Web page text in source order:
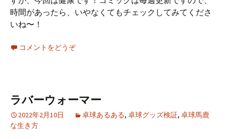
時間があったら、いやなくてもチェックしてみてくださ
いね〜！
コメントをどうぞ
ラバーウォーマー
2022年2月10日 卓球あるある, 卓球グッズ検証, 卓球馬鹿
な生き方